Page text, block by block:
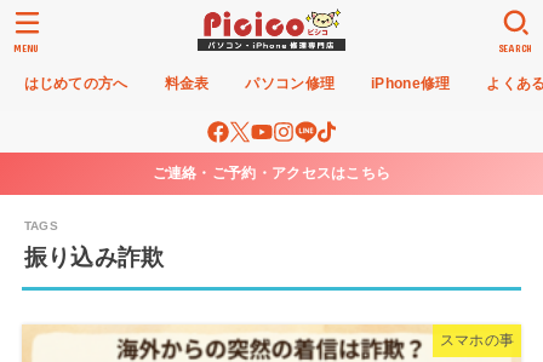
はじめての方へ 料金表 パソコン修理 iPhone修理 よくあ
SEARCH
MENU
ご連絡・ご予約・アクセスはこちら
振り込み詐欺
スマホの事